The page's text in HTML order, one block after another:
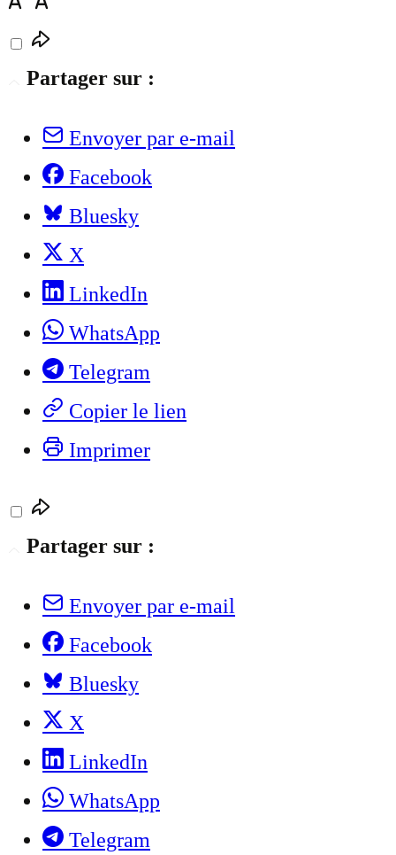
Partager sur :
Envoyer par e-mail
Facebook
Bluesky
X
LinkedIn
WhatsApp
Telegram
Copier le lien
Imprimer
Partager sur :
Envoyer par e-mail
Facebook
Bluesky
X
LinkedIn
WhatsApp
Telegram